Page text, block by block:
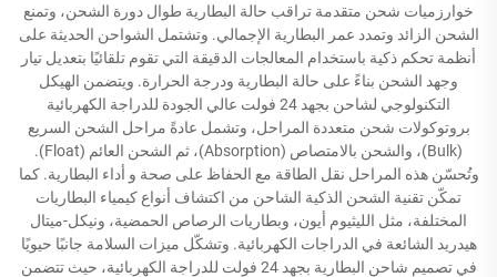
خوارزميات شحن متقدمة تراقب حالة البطارية طوال دورة الشحن، وتمنع
الشحن الزائد وتمدد عمر البطارية الإجمالي. وتشتمل الشواحن الحديثة على
أنظمة تحكم ذكية باستخدام المعالجات الدقيقة التي تقوم تلقائيًا بتعديل تيار
وجهد الشحن بناءً على حالة البطارية ودرجة الحرارة. ويتضمن الهيكل
التكنولوجي لشاحن بجهد 24 فولت عالي الجودة للدراجة الكهربائية
بروتوكولات شحن متعددة المراحل، وتشمل عادةً مراحل الشحن السريع
(Bulk)، والشحن بالامتصاص (Absorption)، ثم الشحن العائم (Float).
وتُحسّن هذه المراحل نقل الطاقة مع الحفاظ على صحة و أداء البطارية. كما
تمكّن تقنية الشحن الذكية الشاحن من اكتشاف أنواع كيمياء البطاريات
المختلفة، مثل الليثيوم أيون، وبطاريات الرصاص الحمضية، ونيكل-ميتال
هيدريد الشائعة في الدراجات الكهربائية. وتشكّل ميزات السلامة جانبًا حيويًا
في تصميم شاحن البطارية بجهد 24 فولت للدراجة الكهربائية، حيث تتضمن